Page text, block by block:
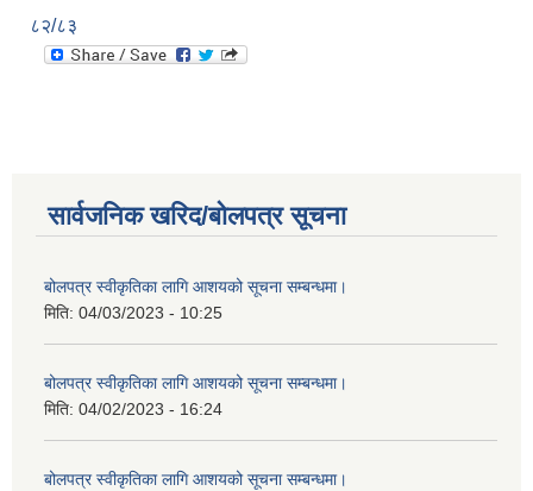
८२/८३
सार्वजनिक खरिद/बोलपत्र सूचना
बोलपत्र स्वीकृतिका लागि आशयको सूचना सम्बन्धमा।
मिति: 04/03/2023 - 10:25
बोलपत्र स्वीकृतिका लागि आशयको सूचना सम्बन्धमा।
मिति: 04/02/2023 - 16:24
बोलपत्र स्वीकृतिका लागि आशयको सूचना सम्बन्धमा।